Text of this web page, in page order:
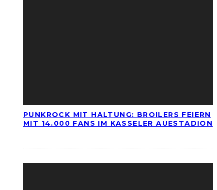
PUNKROCK MIT HALTUNG: BROILERS FEIERN
MIT 14.000 FANS IM KASSELER AUESTADION